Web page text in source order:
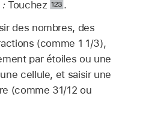
:Touchez
.
des nombres, des
(comme 1 1/3),
par étoiles ou une
cellule, et saisir une
(comme 31/12 ou